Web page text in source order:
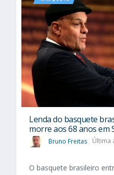
Lenda do basquete
morre aos 68 anos em
Bruno Freitas Última
O basquete brasileiro